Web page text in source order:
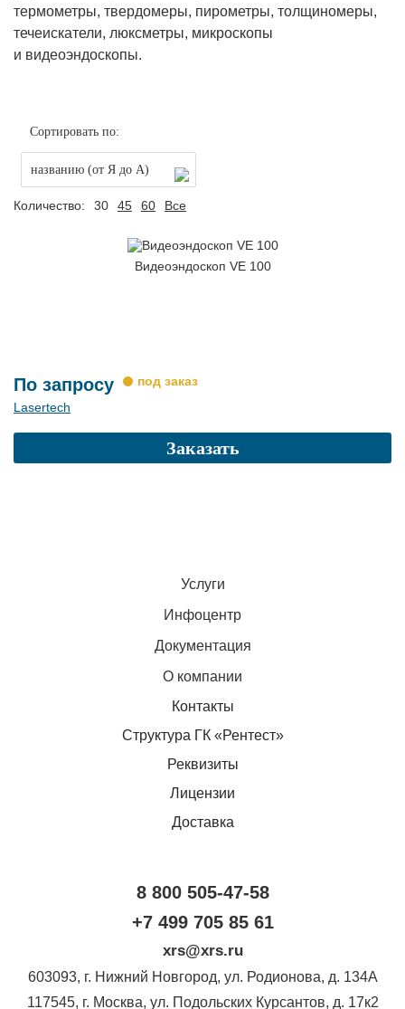
термометры, твердомеры, пирометры, толщиномеры,
течеискатели, люксметры, микроскопы
и видеоэндоскопы.
Сортировать по:
названию (от Я до А)
Количество: 30 45 60 Все
Видеоэндоскоп VE 100
По запросу
Lasertech
Заказать
Услуги
Инфоцентр
Документация
О компании
Контакты
Структура ГК «Рентест»
Реквизиты
Лицензии
Доставка
8 800 505-47-58
+7 499 705 85 61
xrs@xrs.ru
603093, г. Нижний Новгород, ул. Родионова, д. 134А
117545, г. Москва, ул. Подольских Курсантов, д. 17к2